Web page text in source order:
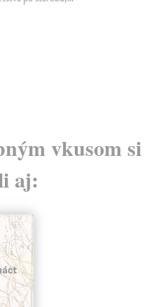
vkusom si
aj: